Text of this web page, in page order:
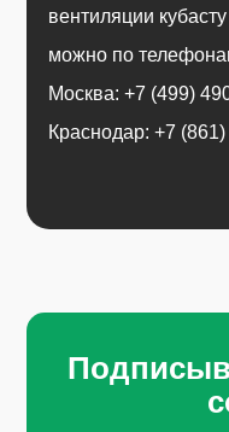
вентиляции
можно по
Москва: +7 (499)
Краснодар: +7